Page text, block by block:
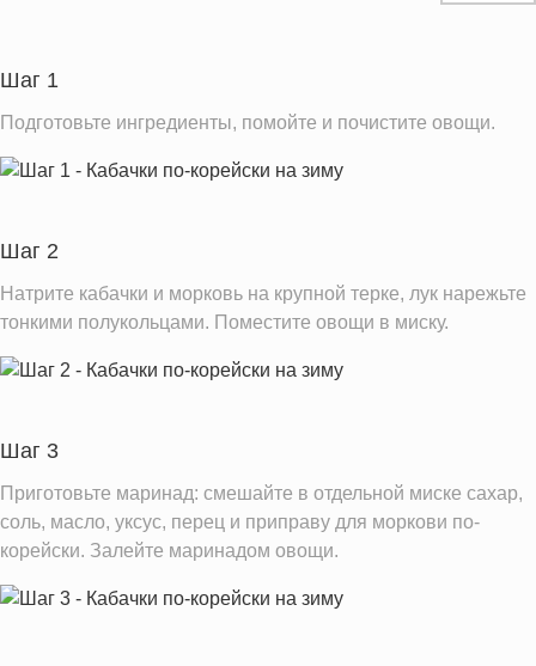
Пищевые волокна
Сахар
358.2 г
Кальций
Железо
11.8 мг
Фолиевая кислота
765.0 мкг
Витамин А
Витамин Е
12.6 мг
Насыщенные жиры
3.0 г
Шаг 1
Подготовьте ингредиенты, помойте и почистите овощи.
Шаг 2
Натрите кабачки и морковь на крупной терке, лук нарежьте
тонкими полукольцами. Поместите овощи в миску.
Шаг 3
Приготовьте маринад: смешайте в отдельной миске сахар,
соль, масло, уксус, перец и приправу для моркови по-
корейски. Залейте маринадом овощи.